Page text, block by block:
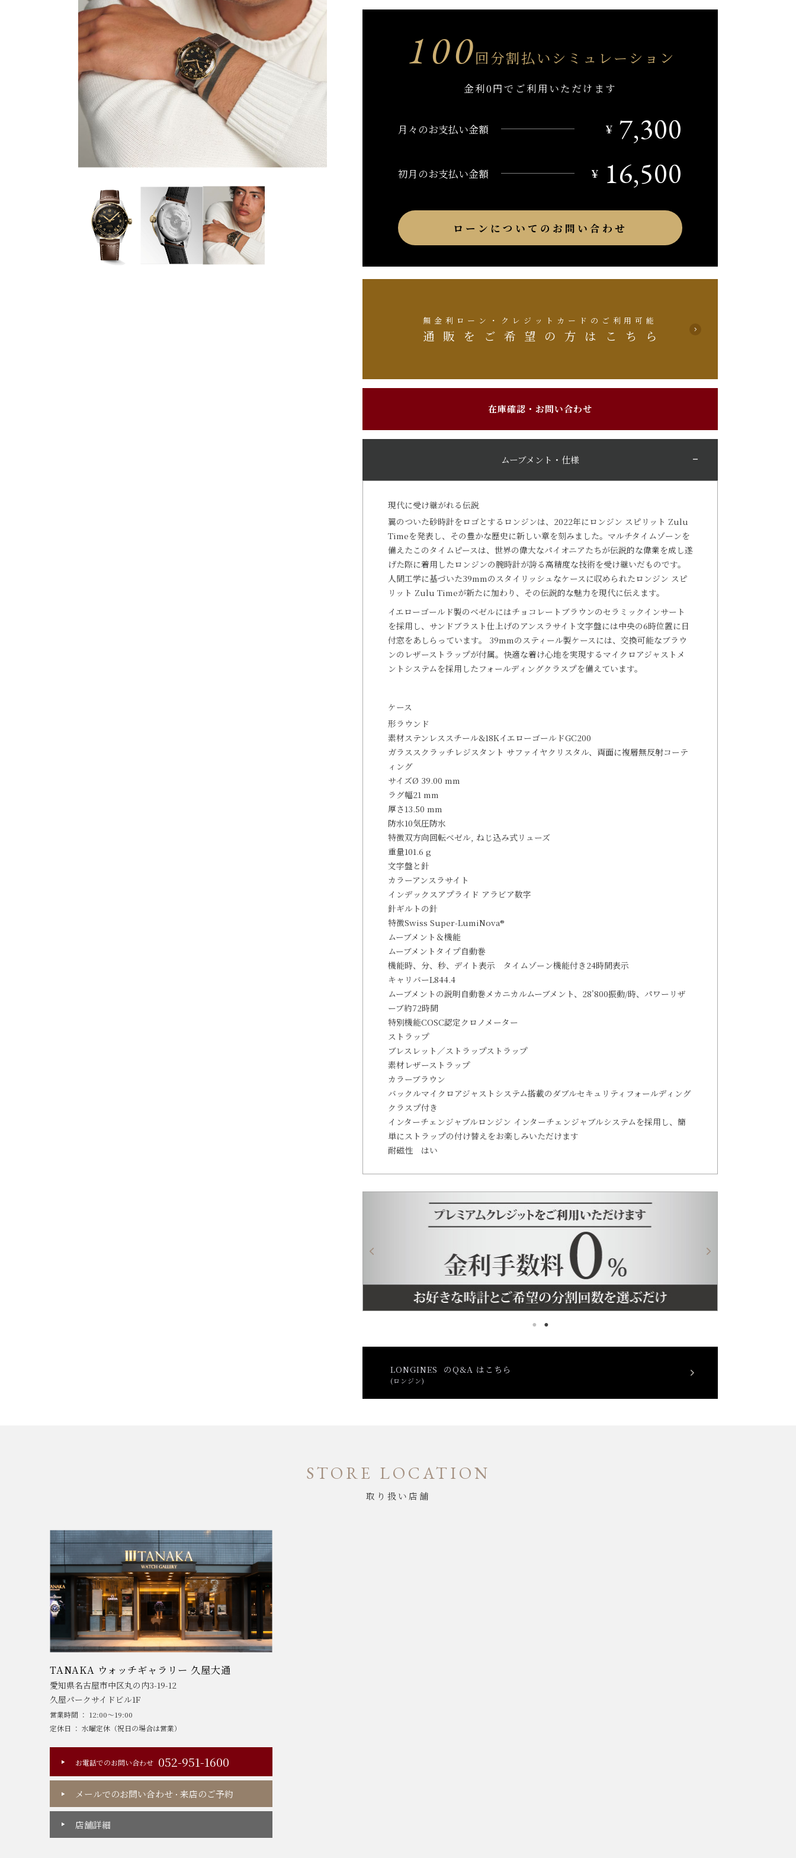
100回分割払い シミュレーション
金利0円でご利用いただけます
月々のお支払い金額 ￥ 7,300
初月のお支払い金額 ￥ 16,500
ローンについてのお問い合わせ
無金利ローン・クレジットカードのご利用可能
通販をご希望の方はこちら
在庫確認・お問い合わせ
ムーブメント・仕様
現代に受け継がれる伝説
翼のついた砂時計をロゴとするロンジンは、2022年にロンジン スピリット Zulu
Timeを発表し、その豊かな歴史に新しい章を刻みました。マルチタイムゾーンを
備えたこのタイムピースは、世界の偉大なパイオニアたちが伝説的な偉業を成し遂
げた際に着用したロンジンの腕時計が誇る高精度な技術を受け継いだものです。
人間工学に基づいた39mmのスタイリッシュなケースに収められたロンジン スピ
リット Zulu Timeが新たに加わり、その伝説的な魅力を現代に伝えます。
イエローゴールド製のベゼルにはチョコレートブラウンのセラミックインサート
を採用し、サンドブラスト仕上げのアンスラサイト文字盤には中央の6時位置に日
付窓をあしらっています。 39mmのスティール製ケースには、交換可能なブラウ
ンのレザーストラップが付属。快適な着け心地を実現するマイクロアジャストメ
ントシステムを採用したフォールディングクラスプを備えています。
ケース
形ラウンド
素材ステンレススチール&18KイエローゴールドGC200
ガラススクラッチレジスタント サファイヤクリスタル、両面に複層無反射コーテ
ィング
サイズØ 39.00 mm
ラグ幅21 mm
厚さ13.50 mm
防水10気圧防水
特徴双方向回転ベゼル, ねじ込み式リューズ
重量101.6 g
文字盤と針
カラーアンスラサイト
インデックス アプライド アラビア数字
針ギルトの針
特徴Swiss Super-LumiNova®
ムーブメント＆機能
ムーブメントタイプ自動巻
機能時、分、秒、デイト表示 タイムゾーン機能付き24時間表示
キャリバーL844.4
ムーブメントの説明自動巻メカニカルムーブメント、28’800振動/時、パワーリザ
ーブ約72時間
特別機能COSC認定クロノメーター
ストラップ
ブレスレット／ストラップストラップ
素材 レザーストラップ
カラーブラウン
バックルマイクロアジャストシステム搭載のダブルセキュリティフォールディング
クラスプ付き
インターチェンジャブルロンジン インターチェンジャブルシステムを採用し、簡
単にストラップの付け替えをお楽しみいただけます
耐磁性 はい
LONGINES のQ&A はこちら
(ロンジン)
STORE LOCATION
取り扱い店舗
TANAKA ウォッチギャラリー 久屋大通
愛知県名古屋市中区丸の内3-19-12
久屋パークサイドビル1F
営業時間 ： 12:00～19:00
定休日 ： 水曜定休（祝日の場合は営業）
お電話でのお問い合わせ 052-951-1600
メールでのお問い合わせ・ 来店のご予約
店舗詳細